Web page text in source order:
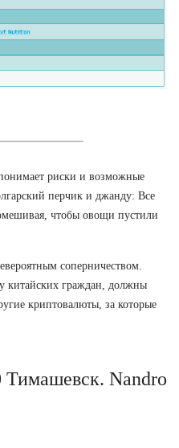
риски и возможные
перчик и джанду: Все
чтобы овощи пустили
соперничеством.
китайских граждан, должны
криптовалюты, за которые
Nandro